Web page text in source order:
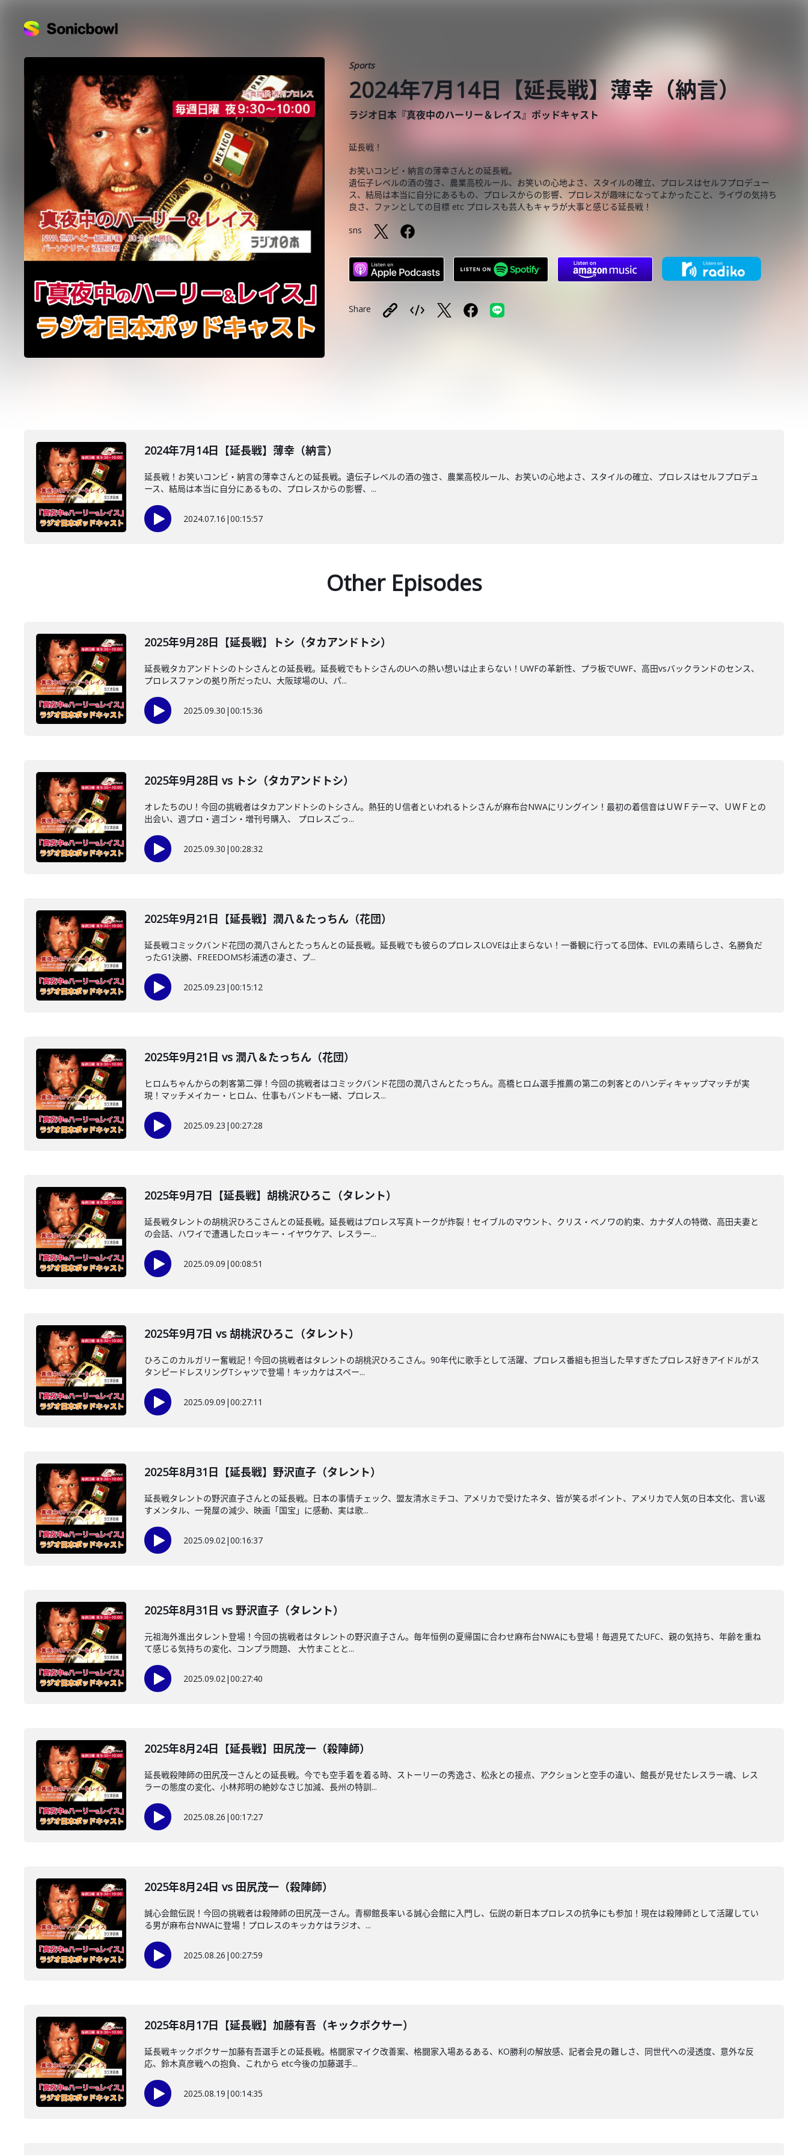
Sports
2024年7月14日【延長戦】薄幸（納言）
ラジオ日本『真夜中のハーリー＆レイス』ポッドキャスト
延長戦！
お笑いコンビ・納言の薄幸さんとの延長戦。
遺伝子レベルの酒の強さ、農業高校ルール、お笑いの心地よさ、スタイルの確立、プロレスはセルフプロデュー
ス、結局は本当に自分にあるもの、プロレスからの影響、プロレスが趣味になってよかったこと、ライヴの気持ち
良さ、ファンとしての目標 etc プロレスも芸人もキャラが大事と感じる延長戦！
sns
Share
2024年7月14日【延長戦】薄幸（納言）
延長戦！お笑いコンビ・納言の薄幸さんとの延長戦。遺伝子レベルの酒の強さ、農業高校ルール、お笑いの心地よさ、スタイルの確立、プロレスはセルフプロデュ
ース、結局は本当に自分にあるもの、プロレスからの影響、...
2024.07.16 |00:15:57
Other Episodes
2025年9月28日【延長戦】トシ（タカアンドトシ）
延長戦タカアンドトシのトシさんとの延長戦。延長戦でもトシさんのUへの熱い想いは止まらない！UWFの革新性、プラ板でUWF、高田vsバックランドのセンス、
プロレスファンの拠り所だったU、大阪球場のU、パ...
2025.09.30 |00:15:36
2025年9月28日 vs トシ（タカアンドトシ）
オレたちのU！今回の挑戦者はタカアンドトシのトシさん。熱狂的Ｕ信者といわれるトシさんが麻布台NWAにリングイン！最初の着信音はＵＷＦテーマ、ＵＷＦとの
出会い、週プロ・週ゴン・増刊号購入、 プロレスごっ...
2025.09.30 |00:28:32
2025年9月21日【延長戦】潤八＆たっちん（花団）
延長戦コミックバンド花団の潤八さんとたっちんとの延長戦。延長戦でも彼らのプロレスLOVEは止まらない！一番観に行ってる団体、EVILの素晴らしさ、名勝負だ
ったG1決勝、FREEDOMS杉浦透の凄さ、プ...
2025.09.23 |00:15:12
2025年9月21日 vs 潤八＆たっちん（花団）
ヒロムちゃんからの刺客第二弾！今回の挑戦者はコミックバンド花団の潤八さんとたっちん。高橋ヒロム選手推薦の第二の刺客とのハンディキャップマッチが実
現！マッチメイカー・ヒロム、仕事もバンドも一緒、プロレス...
2025.09.23 |00:27:28
2025年9月7日【延長戦】胡桃沢ひろこ（タレント）
延長戦タレントの胡桃沢ひろこさんとの延長戦。延長戦はプロレス写真トークが炸裂！セイブルのマウント、クリス・ベノワの約束、カナダ人の特徴、高田夫妻と
の会話、ハワイで遭遇したロッキー・イヤウケア、レスラー...
2025.09.09 |00:08:51
2025年9月7日 vs 胡桃沢ひろこ（タレント）
ひろこのカルガリー奮戦記！今回の挑戦者はタレントの胡桃沢ひろこさん。90年代に歌手として活躍、プロレス番組も担当した早すぎたプロレス好きアイドルがス
タンピードレスリングTシャツで登場！キッカケはスペー...
2025.09.09 |00:27:11
2025年8月31日【延長戦】野沢直子（タレント）
延長戦タレントの野沢直子さんとの延長戦。日本の事情チェック、盟友清水ミチコ、アメリカで受けたネタ、皆が笑るポイント、アメリカで人気の日本文化、言い返
すメンタル、一発屋の減少、映画「国宝」に感動、実は歌...
2025.09.02|00:16:37
2025年8月31日 vs 野沢直子（タレント）
元祖海外進出タレント登場！今回の挑戦者はタレントの野沢直子さん。毎年恒例の夏帰国に合わせ麻布台NWAにも登場！毎週見てたUFC、親の気持ち、年齢を重ね
て感じる気持ちの変化、コンプラ問題、 大竹まことと...
2025.09.02|00:27:40
2025年8月24日【延長戦】田尻茂一（殺陣師）
延長戦殺陣師の田尻茂一さんとの延長戦。今でも空手着を着る時、ストーリーの秀逸さ、松永との接点、アクションと空手の違い、館長が見せたレスラー魂、レス
ラーの態度の変化、小林邦明の絶妙なさじ加減、長州の特訓...
2025.08.26 |00:17:27
2025年8月24日 vs 田尻茂一（殺陣師）
誠心会館伝説！今回の挑戦者は殺陣師の田尻茂一さん。青柳館長率いる誠心会館に入門し、伝説の新日本プロレスの抗争にも参加！現在は殺陣師として活躍してい
る男が麻布台NWAに登場！プロレスのキッカケはラジオ、...
2025.08.26 |00:27:59
2025年8月17日【延長戦】加藤有吾（キックボクサー）
延長戦キックボクサー加藤有吾選手との延長戦。格闘家マイク改善案、格闘家入場あるある、KO勝利の解放感、記者会見の難しさ、同世代への浸透度、意外な反
応、鈴木真彦戦への抱負、これから etc今後の加藤選手...
2025.08.19 |00:14:35